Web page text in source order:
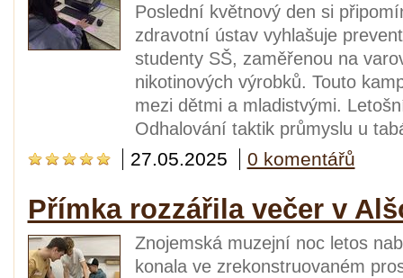
Poslední květnový den si
zdravotní ústav vyhlašuje
studenty SŠ, zaměřenou na
nikotinových výrobků. Touto
mezi dětmi a mladistvými.
Odhalování taktik průmyslu u
27.05.2025 0 komentářů
Přímka rozzářila večer v
Znojemská muzejní noc letos
konala ve zrekonstruovaném